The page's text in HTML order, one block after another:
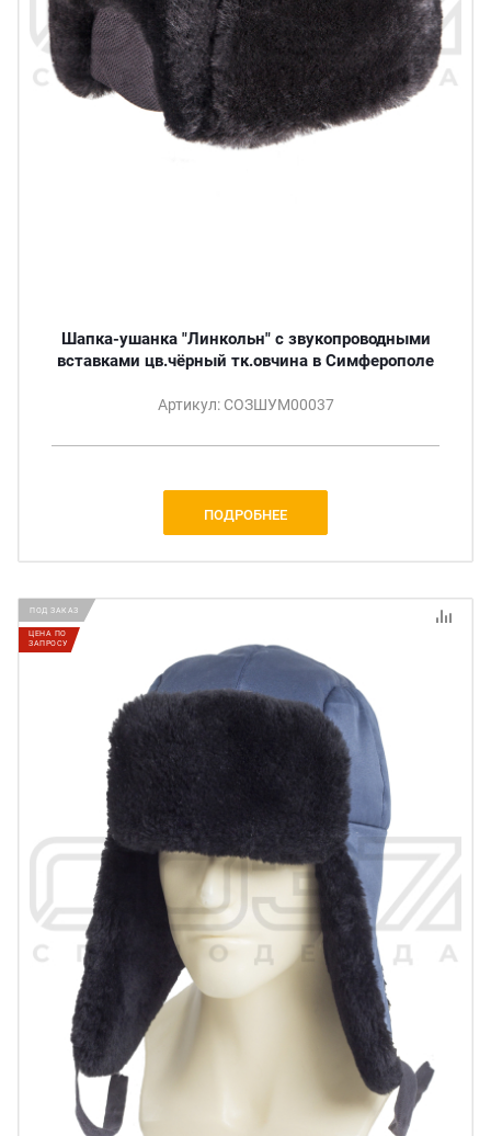
Шапка-ушанка "Линкольн" с звукопроводными
вставками цв.чёрный тк.овчина в Симферополе
Артикул: СОЗШУМ00037
ПОДРОБНЕЕ
ПОД ЗАКАЗ
ЦЕНА ПО
ЗАПРОСУ